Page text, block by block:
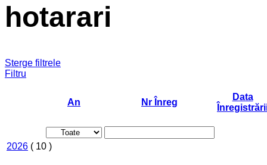
hotarari
Sterge filtrele
Filtru
An Nr Înreg
Data
2026 ( 10 )